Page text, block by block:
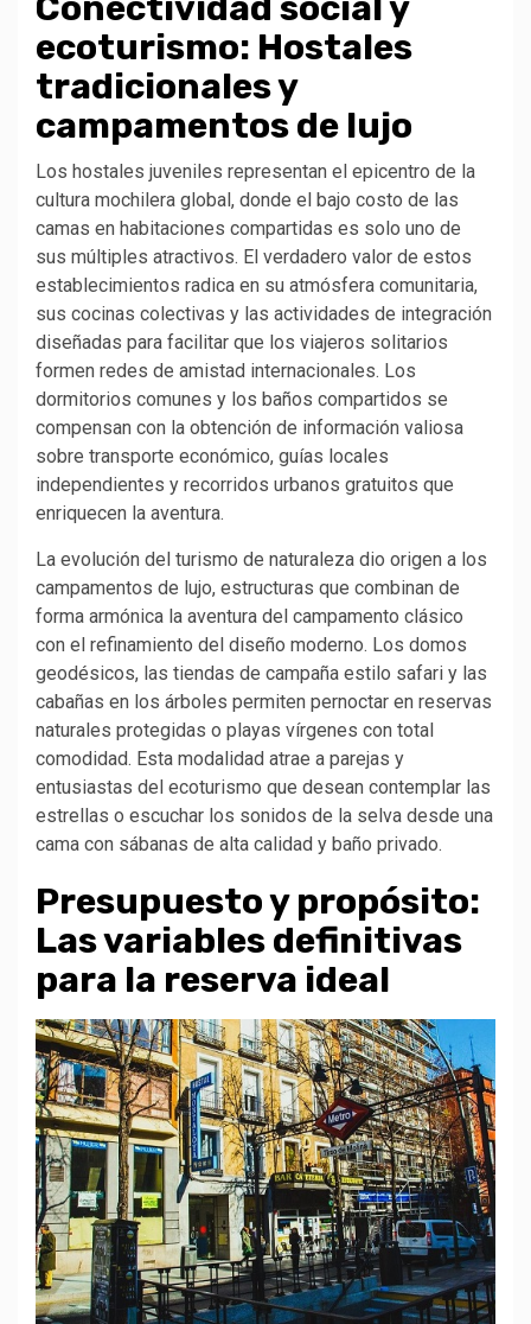
ecoturismo: Hostales
tradicionales y
campamentos de lujo
Los hostales juveniles representan el epicentro de la
cultura mochilera global, donde el bajo costo de las
camas en habitaciones compartidas es solo uno de
sus múltiples atractivos. El verdadero valor de estos
establecimientos radica en su atmósfera comunitaria,
sus cocinas colectivas y las actividades de integración
diseñadas para facilitar que los viajeros solitarios
formen redes de amistad internacionales. Los
dormitorios comunes y los baños compartidos se
compensan con la obtención de información valiosa
sobre transporte económico, guías locales
independientes y recorridos urbanos gratuitos que
enriquecen la aventura.
La evolución del turismo de naturaleza dio origen a los
campamentos de lujo, estructuras que combinan de
forma armónica la aventura del campamento clásico
con el refinamiento del diseño moderno. Los domos
geodésicos, las tiendas de campaña estilo safari y las
cabañas en los árboles permiten pernoctar en reservas
naturales protegidas o playas vírgenes con total
comodidad. Esta modalidad atrae a parejas y
entusiastas del ecoturismo que desean contemplar las
estrellas o escuchar los sonidos de la selva desde una
cama con sábanas de alta calidad y baño privado.
Presupuesto y propósito:
Las variables definitivas
para la reserva ideal